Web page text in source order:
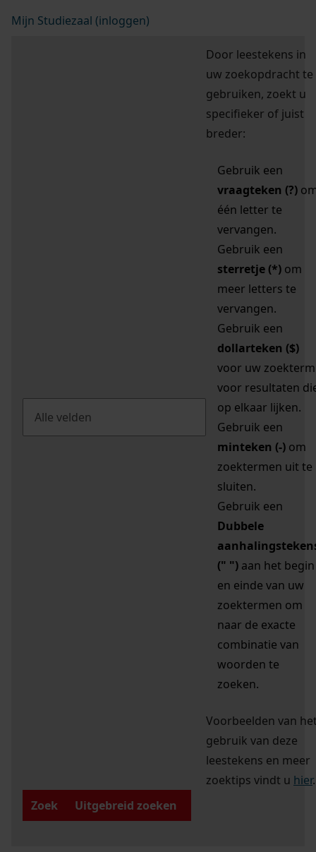
Mijn Studiezaal (inloggen)
Door leestekens in
uw zoekopdracht te
gebruiken, zoekt u
specifieker of juist
breder:
Gebruik een
vraagteken (?)
één letter te
vervangen.
Gebruik een
sterretje (*) om
meer letters te
vervangen.
Gebruik een
dollarteken ($)
voor uw zoekterm
voor resultaten
op elkaar lijken.
Gebruik een
minteken (-) om
zoektermen uit te
sluiten.
Gebruik een
Dubbele
(" ") aan het begin
en einde van uw
zoektermen om
naar de exacte
combinatie van
woorden te
zoeken.
Voorbeelden van
gebruik van deze
leestekens en meer
zoektips vindt u hier.
Zoek
Uitgebreid zoeken